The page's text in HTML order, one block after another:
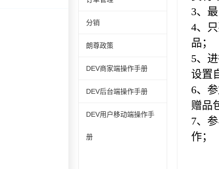
分销
朗尊政策
DEV商家端操作手册
DEV后台端操作手册
DEV用户移动端操作手
册